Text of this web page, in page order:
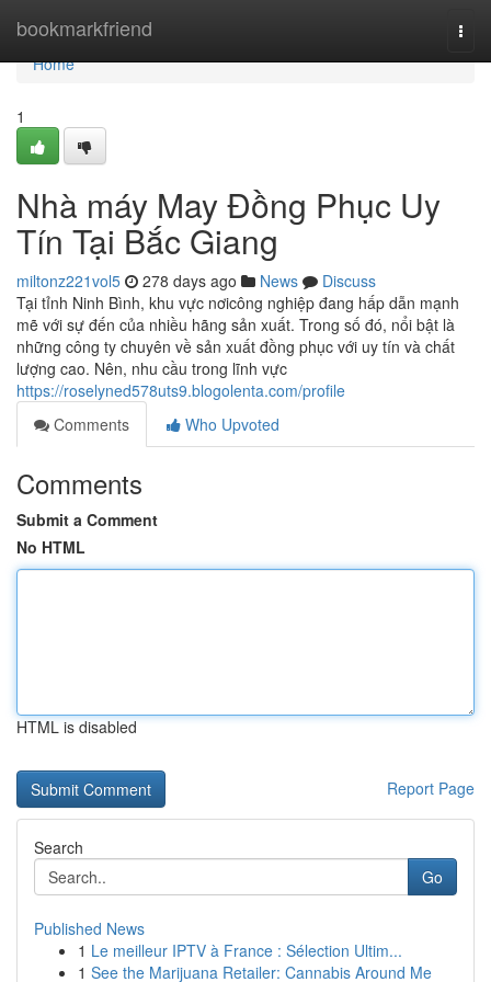
bookmarkfriend
Home
Home
1
Nhà máy May Đồng Phục Uy
Tín Tại Bắc Giang
miltonz221vol5 278 days ago News
Discuss
Tại tỉnh Ninh Bình, khu vực nơicông nghiệp đang hấp dẫn mạnh
mẽ với sự đến của nhiều hãng sản xuất. Trong số đó, nổi bật là
những công ty chuyên về sản xuất đồng phục với uy tín và chất
lượng cao. Nên, nhu cầu trong lĩnh vực
https://roselyned578uts9.blogolenta.com/profile
Comments
Who Upvoted
Comments
Submit a Comment
No HTML
HTML is disabled
Report Page
Search
Go
Published News
1 Le meilleur IPTV à France : Sélection Ultim...
1 See the Marijuana Retailer: Cannabis Around Me